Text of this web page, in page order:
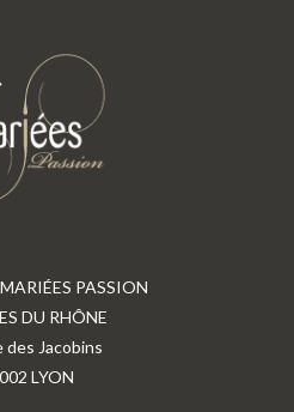
PASSION
DU RHÔNE
des Jacobins
LYON